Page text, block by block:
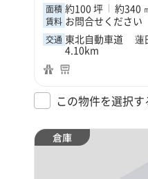
面積 約100 坪 約340
賃料 お問合せください
交通 東北自動車道 蓮
4.10km
この物件を選択す
倉庫